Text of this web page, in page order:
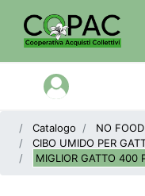
Open menu
Catalogo NO FOOD
CIBO UMIDO PER
MIGLIOR GATTO 400